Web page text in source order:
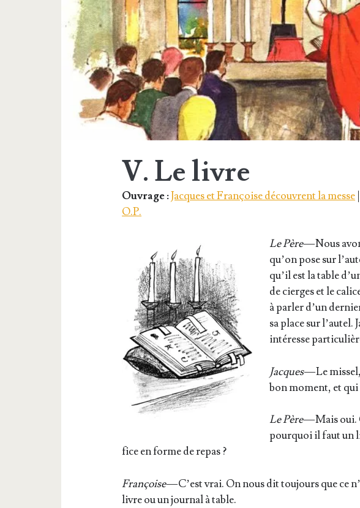
V. Le livre
Ouvrage :Jacques et Françoise découvrent la messe
O.P.
Le Père— Nous
qu’on pose sur
qu’il est la table
de cierges et le
à par­ler d’un
sa place sur l’au­tel.
inté­resse
Jacques— Le
bon moment, et
Le Père— Mais oui.
pour­quoi il faut un
fice en forme de repas ?
Fran­çoise— C’est vrai. On nous dit tou­jours que ce
livre ou un jour­nal à table.